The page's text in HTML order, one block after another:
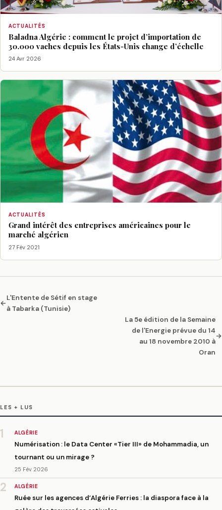
ACTUALITÉS
Baladna Algérie : comment le projet d’importation de
30.000 vaches depuis les États-Unis change d’échelle
24 Avr 2026
ACTUALITÉS
Grand intérêt des entreprises américaines pour le
marché algérien
27 Fév 2021
←
L'Entente de Sétif en stage
à Tabarka (Tunisie)
La 5e édition de la Semaine
de l'Energie prévue du 14
au 18 novembre 2010 à
Oran
→
LES + LUS
1 ALGÉRIE
Numérisation : le Data Center «Tier III» de Mohammadia, un
tournant ou un mirage ?
25 Fév 2026
2 ALGÉRIE
Ruée sur les agences d’Algérie Ferries : la diaspora face à la